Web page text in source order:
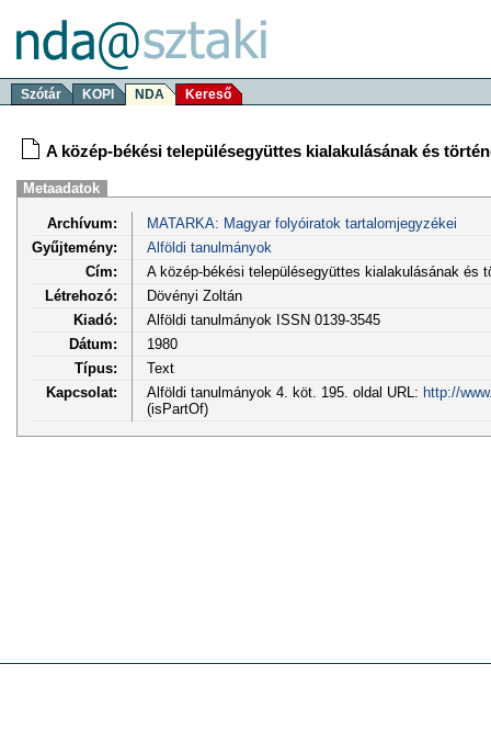
Szótár KOPI NDA Kereső
A közép-békési településegyüttes kialakulásának és
Metaadatok
Archívum:
MATARKA: Magyar folyóiratok tartalomjegyzékei
Gyűjtemény:
Alföldi tanulmányok
Cím:
A közép-békési településegyüttes kialakulásának és
Létrehozó:
Dövényi Zoltán
Kiadó:
Alföldi tanulmányok ISSN 0139-3545
Dátum:
1980
Típus:
Text
Kapcsolat:
Alföldi tanulmányok 4. köt. 195. oldal URL: http://
(isPartOf)